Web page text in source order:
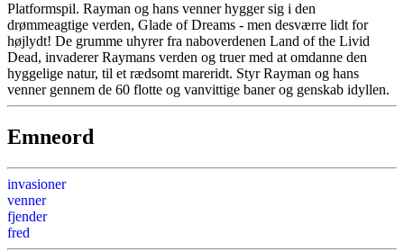
Platformspil. Rayman og hans venner hygger sig i den
drømmeagtige verden, Glade of Dreams - men desværre lidt for
højlydt! De grumme uhyrer fra naboverdenen Land of the Livid
Dead, invaderer Raymans verden og truer med at omdanne den
hyggelige natur, til et rædsomt mareridt. Styr Rayman og hans
venner gennem de 60 flotte og vanvittige baner og genskab idyllen.
Emneord
invasioner
venner
fjender
fred